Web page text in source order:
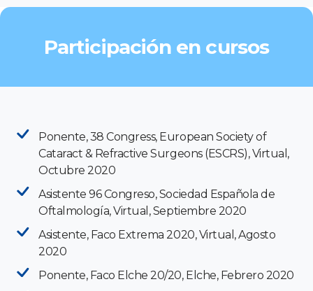
Participación en cursos
Ponente, 38 Congress, European Society of
Cataract & Refractive Surgeons (ESCRS), Virtual,
Octubre 2020
Asistente 96 Congreso, Sociedad Española de
Oftalmología, Virtual, Septiembre 2020
Asistente, Faco Extrema 2020, Virtual, Agosto
2020
Ponente, Faco Elche 20/20, Elche, Febrero 2020